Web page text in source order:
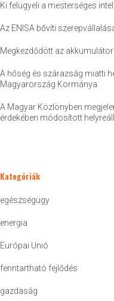
Ki felügyeli a mesterséges
Az ENISA bővíti
Megkezdődött az
A hőség és szárazság miatti
Magyarország Kormánya
A Magyar Közlönyben
érdekében módosított
Kategóriák
egészségügy
energia
Európai Unió
fenntartható fejlődés
gazdaság